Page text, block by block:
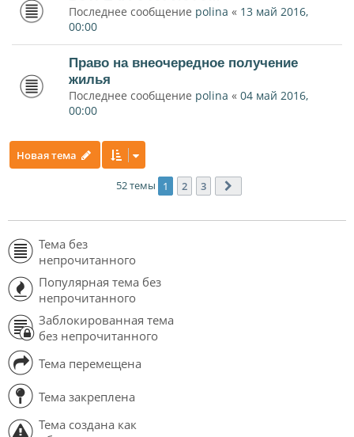
Последнее сообщение polina « 13 май 2016,
00:00
Право на внеочередное получение
жилья
Последнее сообщение polina « 04 май 2016,
00:00
Новая тема
52 темы 1 2 3
Тема без
непрочитанного
Популярная тема без
непрочитанного
Заблокированная тема
без непрочитанного
Тема перемещена
Тема закреплена
Тема создана как